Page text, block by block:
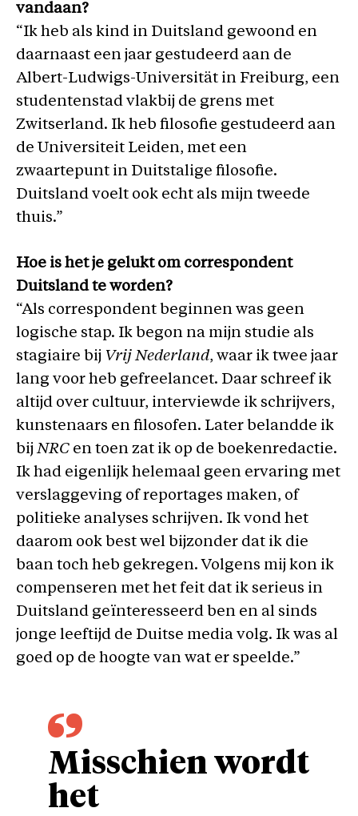
vandaan?
“Ik heb als kind in Duitsland gewoond en
daarnaast een jaar gestudeerd aan de
Albert-Ludwigs-Universität in Freiburg, een
studentenstad vlakbij de grens met
Zwitserland. Ik heb filosofie gestudeerd aan
de Universiteit Leiden, met een
zwaartepunt in Duitstalige filosofie.
Duitsland voelt ook echt als mijn tweede
thuis.”
Hoe is het je gelukt om correspondent
Duitsland te worden?
“Als correspondent beginnen was geen
logische stap. Ik begon na mijn studie als
stagiaire bij Vrij Nederland, waar ik twee jaar
lang voor heb gefreelancet. Daar schreef ik
altijd over cultuur, interviewde ik schrijvers,
kunstenaars en filosofen. Later belandde ik
bijNRC en toen zat ik op de boekenredactie.
Ik had eigenlijk helemaal geen ervaring met
verslaggeving of reportages maken, of
politieke analyses schrijven. Ik vond het
daarom ook best wel bijzonder dat ik die
baan toch heb gekregen. Volgens mij kon ik
compenseren met het feit dat ik serieus in
Duitsland geïnteresseerd ben en al sinds
jonge leeftijd de Duitse media volg. Ik was al
goed op de hoogte van wat er speelde.”
Misschien wordt
het